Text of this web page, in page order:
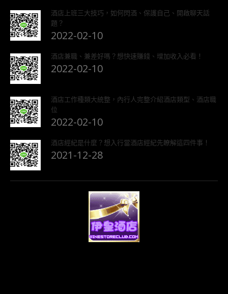
酒店上班三大技巧，如何閃酒、保護自己、開啟聊天話
題？
2022-02-10
酒店兼職、兼差好嗎？想快速賺錢、增加收入必看！
2022-02-10
酒店工作種類大統整，內行人完整介紹酒店類型、酒店職
位
2022-02-10
酒店經紀是什麼？想入行當酒店經紀先瞭解這四件事！
2021-12-28